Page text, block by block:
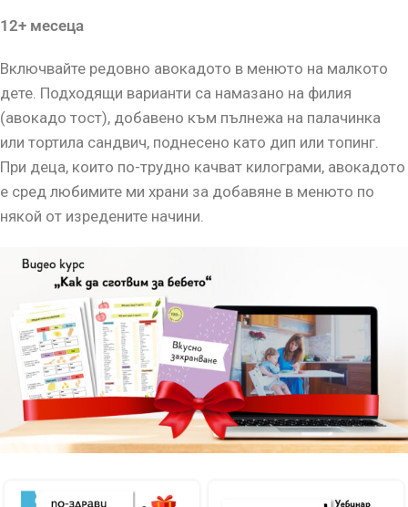
12+ месеца
Включвайте редовно авокадото в менюто на малкото
дете. Подходящи варианти са намазано на филия
(авокадо тост), добавено към пълнежа на палачинка
или тортила сандвич, поднесено като дип или топинг.
При деца, които по-трудно качват килограми, авокадото
е сред любимите ми храни за добавяне в менюто по
някой от изредените начини.